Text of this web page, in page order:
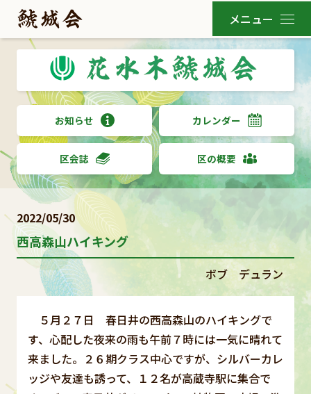
お知らせ カレンダー
区会誌 区の概要
2022/05/30
西高森山ハイキング
ボブ デュラン
５月２７日 春日井の西高森山のハイキングで
す、心配した夜来の雨も午前７時には一気に晴れて
来ました。２６期クラス中心ですが、シルバーカレ
ッジや友達も誘って、１２名が高蔵寺駅に集合で